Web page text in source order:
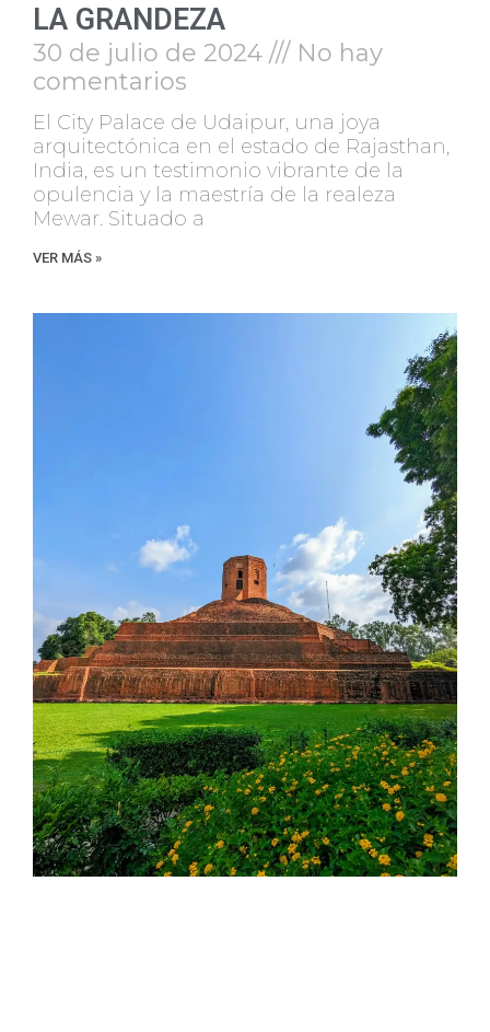
LA GRANDEZA
30 de julio de 2024
No hay
comentarios
El City Palace de Udaipur, una joya
arquitectónica en el estado de Rajasthan,
India, es un testimonio vibrante de la
opulencia y la maestría de la realeza
Mewar. Situado a
VER MÁS »